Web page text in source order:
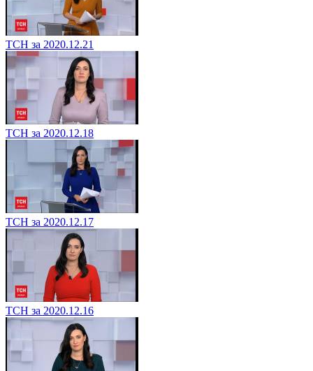
ТСН за 2020.12.21
ТСН за 2020.12.18
ТСН за 2020.12.17
ТСН за 2020.12.16